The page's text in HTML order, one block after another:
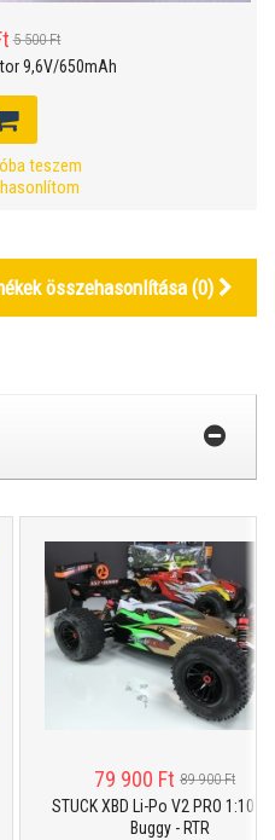
5 500 Ft
9,6V/650mAh
teszem
összehasonlítása (0)
79 900 Ft 89 900 Ft
STUCK XBD Li-Po V2 PRO 1:10 4WD
Buggy - RTR